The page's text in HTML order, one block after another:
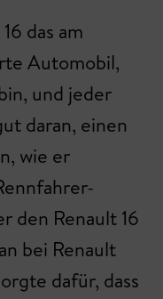
das am
Automobil,
und jeder
daran, einen
wie er
den Renault 16
bei Renault
dafür, dass